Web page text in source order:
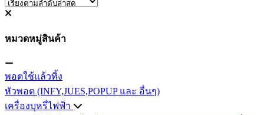
หมวดหมู่สินค้า
พอตใช้แล้วทิ้ง
หัวพอต (INFY,JUES,POPUP และ อื่นๆ)
เครื่องบุหรี่ไฟฟ้า